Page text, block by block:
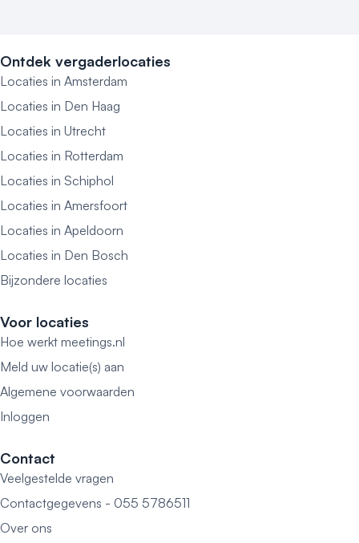
Ontdek vergaderlocaties
Locaties in Amsterdam
Locaties in Den Haag
Locaties in Utrecht
Locaties in Rotterdam
Locaties in Schiphol
Locaties in Amersfoort
Locaties in Apeldoorn
Locaties in Den Bosch
Bijzondere locaties
Voor locaties
Hoe werkt meetings.nl
Meld uw locatie(s) aan
Algemene voorwaarden
Inloggen
Contact
Veelgestelde vragen
Contactgegevens - 055 5786511
Over ons